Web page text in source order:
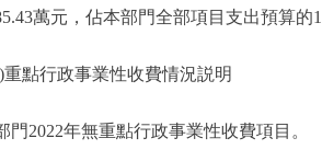
萬元，佔本部門全部項目支出預算的
行政事業性收費情況説明
2022年無重點行政事業性收費項目。